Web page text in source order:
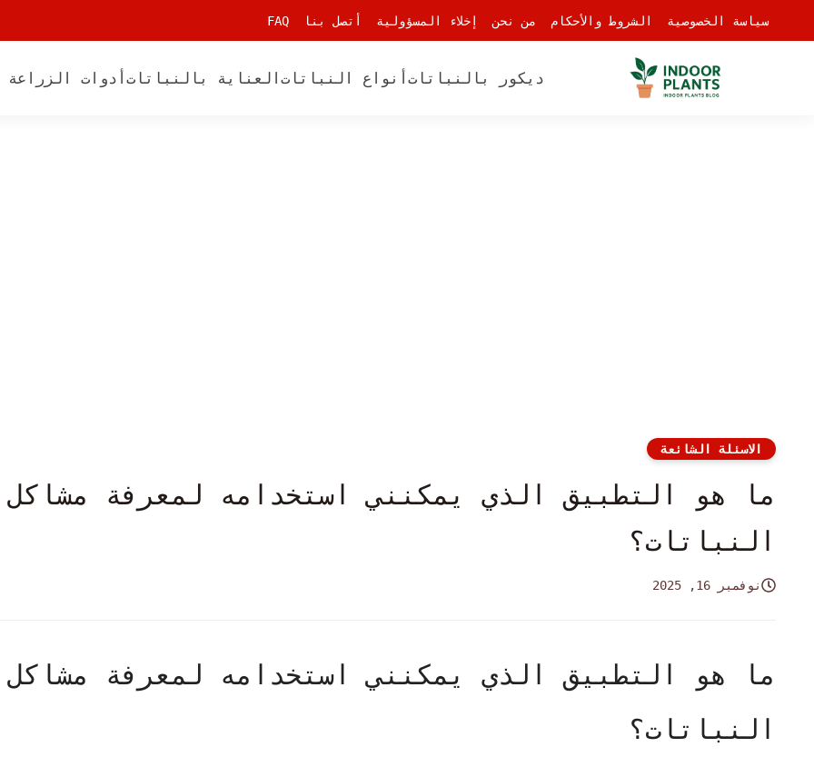
سياسة الخصوصية
الشروط والأحكام من نحن إخلاء المسؤولية أتصل بنا FAQ
ديكور بالنباتات أنواع النباتات العناية بالنباتات أدوات
الاسئلة الشائعة
ما هو التطبيق الذي يمكنني استخدامه لمعرفة مشاكل
النباتات؟
نوفمبر 16, 2025
ما هو التطبيق الذي يمكنني استخدامه لمعرفة مشاكل
النباتات؟